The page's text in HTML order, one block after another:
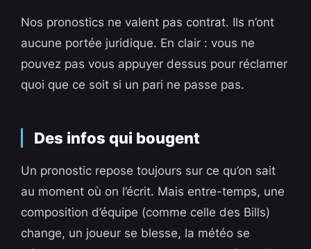
Nos pronostics ne valent pas contrat. Ils n’ont
aucune portée juridique. En clair : vous ne
pouvez pas vous appuyer dessus pour réclamer
quoi que ce soit si un pari ne passe pas.
Des infos qui bougent
Un pronostic repose toujours sur ce qu’on sait
au moment où on l’écrit. Mais entre-temps, une
composition d’équipe (comme celle des Bills)
change, un joueur se blesse, la météo se